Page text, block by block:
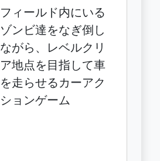
フィールド内にいる
ゾンビ達をなぎ倒し
ながら、レベルクリ
ア地点を目指して車
を走らせるカーアク
ションゲーム